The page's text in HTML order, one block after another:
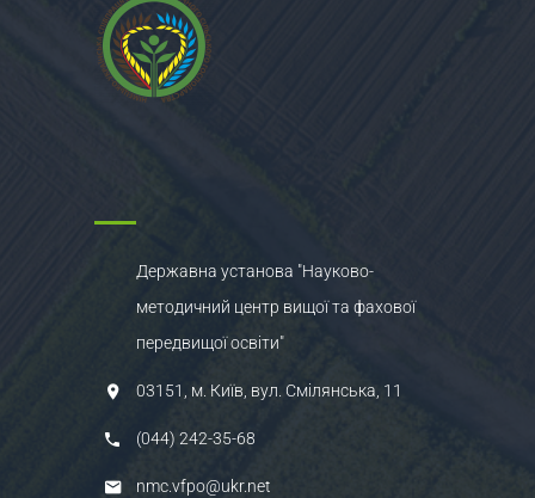
Державна установа "Науково-
методичний центр вищої та фахової
передвищої освіти"
03151, м. Київ, вул. Смілянська, 11
(044) 242-35-68
nmc.vfpo@ukr.net